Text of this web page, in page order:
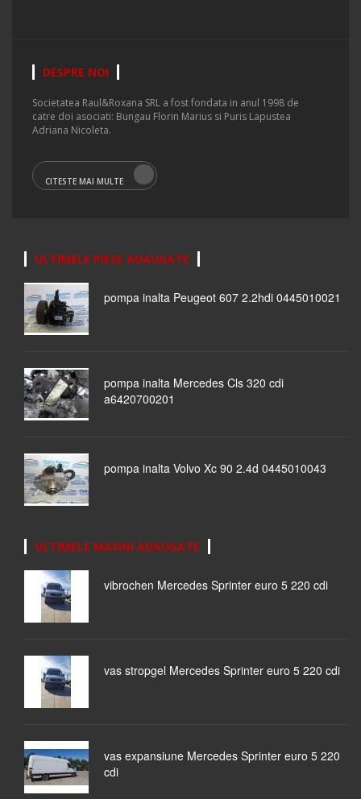
DESPRE NOI
Societatea Raul&Roxana SRL a fost fondata in anul 1998 de
catre doi asociati: Bungau Florin Marius si Puris Lapustea
Adriana Nicoleta.
CITESTE MAI MULTE
ULTIMELE PIESE ADAUGATE
pompa inalta Peugeot 607 2.2hdi 0445010021
pompa inalta Mercedes Cls 320 cdi
a6420700201
pompa inalta Volvo Xc 90 2.4d 0445010043
ULTIMELE MASINI ADAUGATE
vibrochen Mercedes Sprinter euro 5 220 cdi
vas stropgel Mercedes Sprinter euro 5 220 cdi
vas expansiune Mercedes Sprinter euro 5 220
cdi